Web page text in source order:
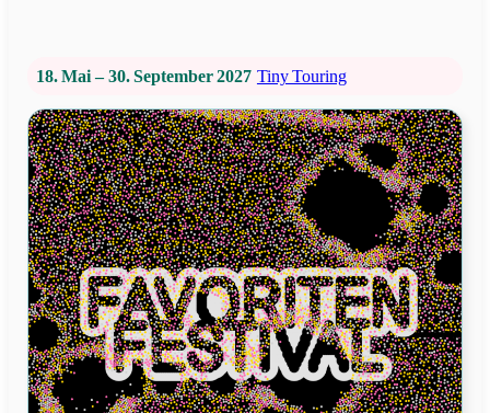
18. Mai – 30. September 2027 Tiny Touring